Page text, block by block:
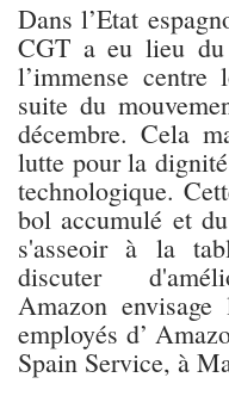
Dans l’Etat
CGT a eu lieu du
l’immense
suite du
décembre. Cela
lutte pour la
technologique.
bol accumulé et
s'asseoir à la
discuter
Amazon
employés d’
Spain Service, à